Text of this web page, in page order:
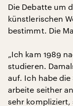
Die Debatte um
künstlerischen
bestimmt. Die
„Ich kam 1989
studieren.
auf. Ich habe
arbeite seither
sehr kompliziert,